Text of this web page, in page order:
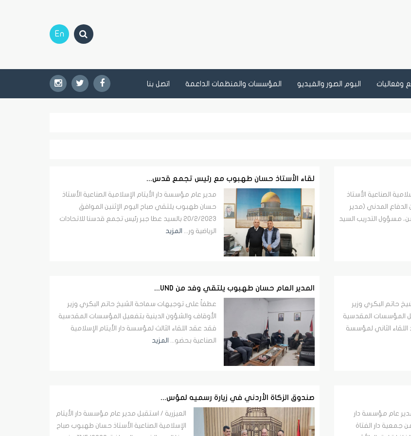
En
وفعاليات البوم الصور والفيديو المؤسسات والمنظمات الداعمة اتصل بنا
الصناعية الأستاذ
المدني (مدير
مسؤول التدريب السيد
لقاء الأستاذ حسان طهبوب مع رئيس تجمع قدس...
مدير عام مؤسسة دار الأيتام الإسلامية الصناعية الأستاذ
حسان طهبوب يلتقي صباح اليوم الإثنين الموافق
20/2/2023 بالسيد عطا جبر رئيس تجمع قدسنا للاتحادات
الرياضية ور... المزيد
حاتم البكري وزير
المؤسسات المقدسية
اللقاء الثاني لمؤسسة
المدير العام حسان طهبوب يلتقي وفد من UND...
عطفاً على توجيهات سماحة الشيخ حاتم البكري وزير
الأوقاف والشؤون الدينية بتفعيل المؤسسات المقدسية
فقد عقد اللقاء الثالث لمؤسسة دار الأيتام الإسلامية
الصناعية بحضو... المزيد
عام مؤسسة دار
جمعية دار الفتاة
صندوق الزكاة الأردني في زيارة رسميه لمؤس...
العيزرية / استقبل مدير عام مؤسسة دار الأيتام
الإسلامية الصناعية الأستاذ حسان طهبوب صباح